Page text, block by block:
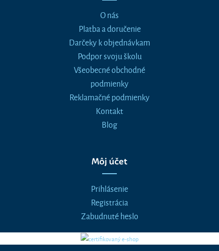
O nás
Platba a doručenie
Darčeky k objednávkam
Podpor svoju školu
Všeobecné obchodné
podmienky
Reklamačné podmienky
Kontakt
Blog
Môj účet
Prihlásenie
Registrácia
Zabudnuté heslo